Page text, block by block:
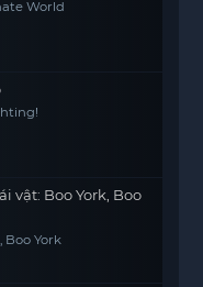
World
vật: Boo York, Boo
Boo York